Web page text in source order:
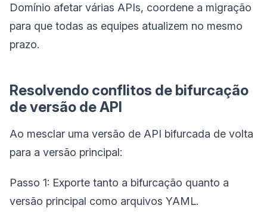
Domínio afetar várias APIs, coordene a migração
para que todas as equipes atualizem no mesmo
prazo.
Resolvendo conflitos de bifurcação
de versão de API
Ao mesclar uma versão de API bifurcada de volta
para a versão principal:
Passo 1: Exporte tanto a bifurcação quanto a
versão principal como arquivos YAML.